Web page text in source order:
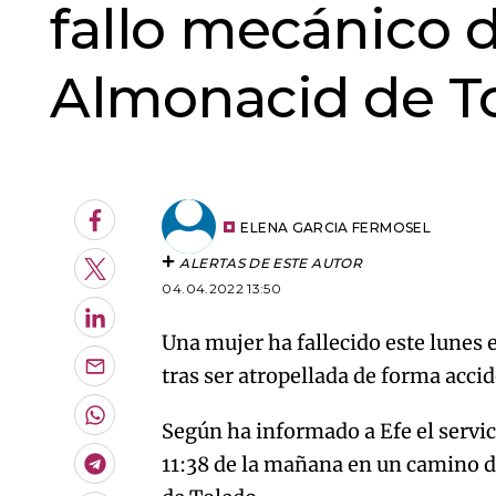
fallo mecánico
Almonacid de
Facebook
Twitter
LinkedIn
Enviar
por
Email
Whatsapp
Telegram
ELENA GARCIA FERMOSEL
ALERTAS DE ESTE AUTOR
04.04.2022 13:50
Una mujer ha fallecido este
tras ser atropellada de forma
Según ha informado a Efe el
11:38 de la mañana en un